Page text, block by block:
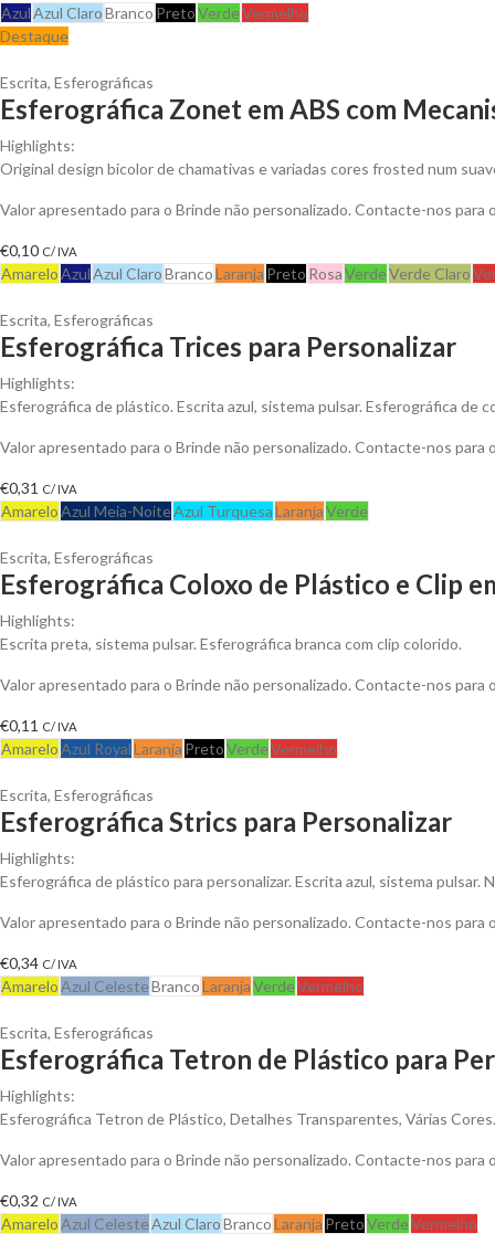
AzulAzul ClaroBranco PretoVerdeVermelho
Destaque
Escrita, Esferográficas
Esferográfica Zonet em ABS com
Highlights:
Original design bicolor de chamativas e variadas cores frosted num
Valor apresentado para o Brinde não personalizado. Contacte-nos
€0,10 C/ IVA
AmareloAzulAzul ClaroBrancoLaranja Preto RosaVerdeVerde Claro
Escrita, Esferográficas
Esferográfica Trices para Personalizar
Highlights:
Esferográfica de plástico. Escrita azul, sistema pulsar. Esferográfica de
Valor apresentado para o Brinde não personalizado. Contacte-nos
€0,31 C/ IVA
AmareloAzul Meia-NoiteAzul TurquesaLaranjaVerde
Escrita, Esferográficas
Esferográfica Coloxo de Plástico e Clip
Highlights:
Escrita preta, sistema pulsar. Esferográfica branca com clip colorido.
Valor apresentado para o Brinde não personalizado. Contacte-nos
€0,11 C/ IVA
AmareloAzul RoyalLaranja PretoVerdeVermelho
Escrita, Esferográficas
Esferográfica Strics para Personalizar
Highlights:
Esferográfica de plástico para personalizar. Escrita azul, sistema
Valor apresentado para o Brinde não personalizado. Contacte-nos
€0,34 C/ IVA
AmareloAzul CelesteBrancoLaranjaVerdeVermelho
Escrita, Esferográficas
Esferográfica Tetron de Plástico para
Highlights:
Esferográfica Tetron de Plástico, Detalhes Transparentes, Várias Cores.
Valor apresentado para o Brinde não personalizado. Contacte-nos
€0,32 C/ IVA
AmareloAzul CelesteAzul ClaroBrancoLaranja PretoVerdeVermelho